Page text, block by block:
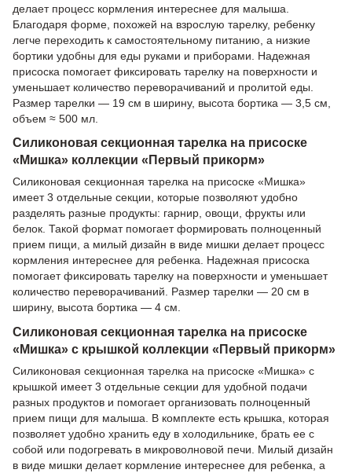
делает процесс кормления интереснее для малыша.
Благодаря форме, похожей на взрослую тарелку, ребенку
легче переходить к самостоятельному питанию, а низкие
бортики удобны для еды руками и приборами. Надежная
присоска помогает фиксировать тарелку на поверхности и
уменьшает количество переворачиваний и пролитой еды.
Размер тарелки — 19 см в ширину, высота бортика — 3,5 см,
объем ≈ 500 мл.
Силиконовая секционная тарелка на присоске
«Мишка» коллекции «Первый прикорм»
Силиконовая секционная тарелка на присоске «Мишка»
имеет 3 отдельные секции, которые позволяют удобно
разделять разные продукты: гарнир, овощи, фрукты или
белок. Такой формат помогает формировать полноценный
прием пищи, а милый дизайн в виде мишки делает процесс
кормления интереснее для ребенка. Надежная присоска
помогает фиксировать тарелку на поверхности и уменьшает
количество переворачиваний. Размер тарелки — 20 см в
ширину, высота бортика — 4 см.
Силиконовая секционная тарелка на присоске
«Мишка» с крышкой коллекции «Первый прикорм»
Силиконовая секционная тарелка на присоске «Мишка» с
крышкой имеет 3 отдельные секции для удобной подачи
разных продуктов и помогает организовать полноценный
прием пищи для малыша. В комплекте есть крышка, которая
позволяет удобно хранить еду в холодильнике, брать ее с
собой или подогревать в микроволновой печи. Милый дизайн
в виде мишки делает кормление интереснее для ребенка, а